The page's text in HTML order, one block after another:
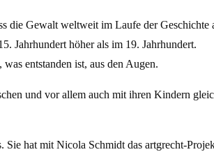
die Gewalt weltweit im Laufe der
Jahrhundert höher als im 19. Jahrhundert.
entstanden ist, aus den Augen.
und vor allem auch mit ihren Kindern
hat mit Nicola Schmidt das artgrecht-